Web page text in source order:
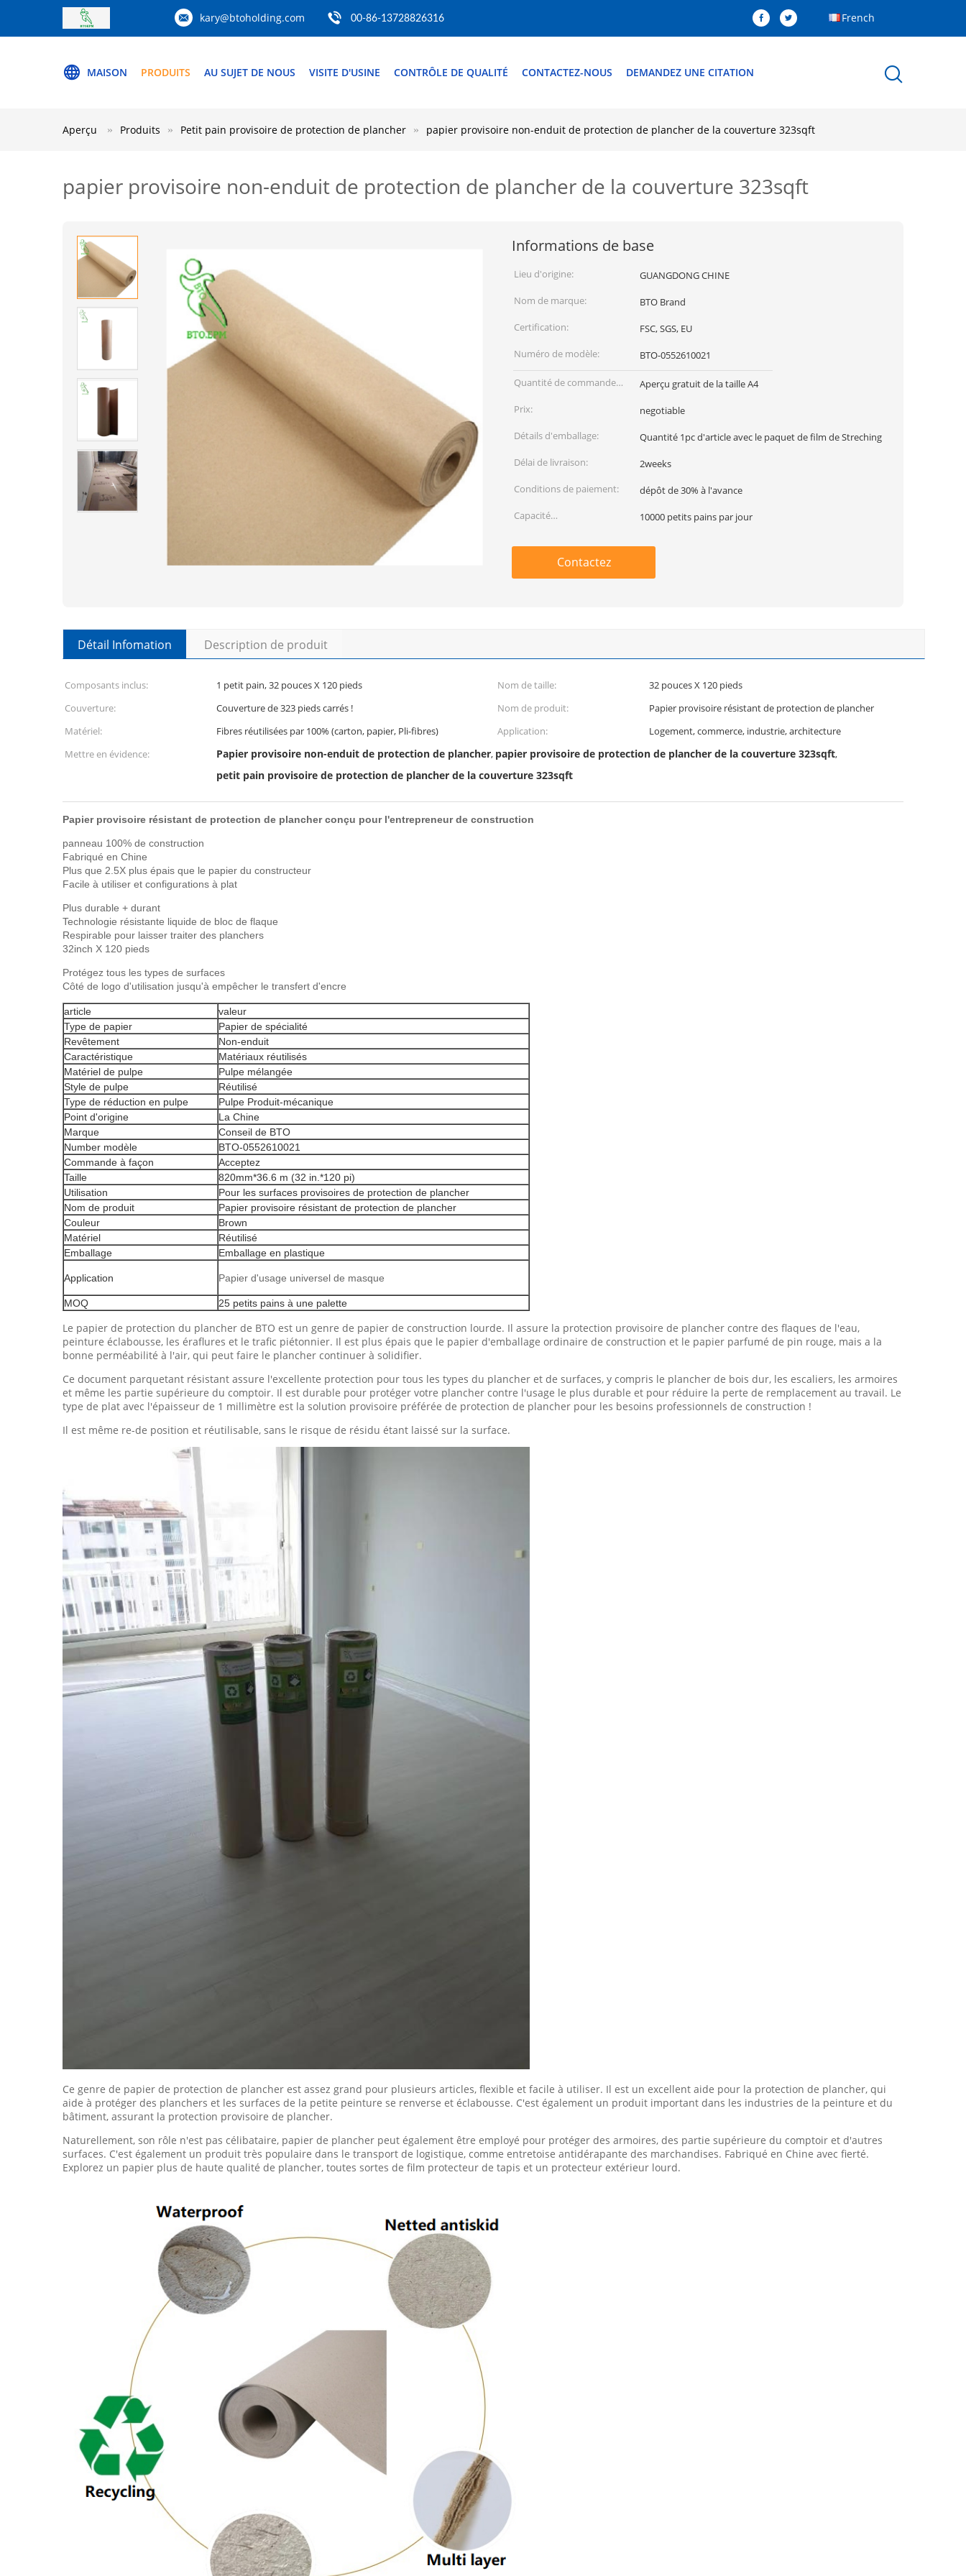
kary@btoholding.com 00-86-13728826316 French
MAISON PRODUITS AU SUJET DE NOUS VISITE D'USINE CONTRÔLE DE QUALITÉ CONTACTEZ-NOUS DEMANDEZ UNE CITATION
Aperçu Produits Petit pain provisoire de protection de plancher papier provisoire non-enduit de protection de plancher de la couverture 323sqft
papier provisoire non-enduit de protection de plancher de la couverture 323sqft
Informations de base
Lieu d'origine:
GUANGDONG CHINE
Nom de marque:
BTO Brand
Certification:
FSC, SGS, EU
Numéro de modèle:
BTO-0552610021
Quantité de commande
min:
Aperçu gratuit de la taille A4
Prix:
negotiable
Détails d'emballage:
Quantité 1pc d'article avec le paquet de film de Streching
Délai de livraison:
2weeks
Conditions de paiement:
dépôt de 30% à l'avance
Capacité
10000 petits pains par jour
Contactez
Détail Infomation Description de produit
Composants inclus: 1 petit pain, 32 pouces X 120 pieds Nom de taille:
32 pouces X 120 pieds
Couverture:
Couverture de 323 pieds carrés ! Nom de produit:
Papier provisoire résistant de protection de plancher
Matériel:
Fibres réutilisées par 100% (carton, papier, Pli-fibres) Application:
Logement, commerce, industrie, architecture
Mettre en évidence:
Papier provisoire non-enduit de protection de plancher, papier provisoire de protection de plancher de la couverture 323sqft,
petit pain provisoire de protection de plancher de la couverture 323sqft
Papier provisoire résistant de protection de plancher conçu pour l'entrepreneur de construction
panneau 100% de construction
Fabriqué en Chine
Plus que 2.5X plus épais que le papier du constructeur
Facile à utiliser et configurations à plat
Plus durable + durant
Technologie résistante liquide de bloc de flaque
Respirable pour laisser traiter des planchers
32inch X 120 pieds
Protégez tous les types de surfaces
Côté de logo d'utilisation jusqu'à empêcher le transfert d'encre
article
valeur
Type de papier
Papier de spécialité
Revêtement
Non-enduit
Caractéristique
Matériaux réutilisés
Matériel de pulpe
Pulpe mélangée
Style de pulpe
Réutilisé
Type de réduction en pulpe
Pulpe Produit-mécanique
Point d'origine
La Chine
Marque
Conseil de BTO
Number modèle
BTO-0552610021
Commande à façon
Acceptez
Taille
820mm*36.6 m (32 in.*120 pi)
Utilisation
Pour les surfaces provisoires de protection de plancher
Nom de produit
Papier provisoire résistant de protection de plancher
Couleur
Brown
Matériel
Réutilisé
Emballage
Emballage en plastique
Application Papier d'usage universel de masque
MOQ 25 petits pains à une palette
Le papier de protection du plancher de BTO est un genre de papier de construction lourde. Il assure la protection provisoire de plancher contre des flaques de l'eau,
peinture éclabousse, les éraflures et le trafic piétonnier. Il est plus épais que le papier d'emballage ordinaire de construction et le papier parfumé de pin rouge, mais a la
bonne perméabilité à l'air, qui peut faire le plancher continuer à solidifier.
Ce document parquetant résistant assure l'excellente protection pour tous les types du plancher et de surfaces, y compris le plancher de bois dur, les escaliers, les armoires
et même les partie supérieure du comptoir. Il est durable pour protéger votre plancher contre l'usage le plus durable et pour réduire la perte de remplacement au travail. Le
type de plat avec l'épaisseur de 1 millimètre est la solution provisoire préférée de protection de plancher pour les besoins professionnels de construction !
Il est même re-de position et réutilisable, sans le risque de résidu étant laissé sur la surface.
Ce genre de papier de protection de plancher est assez grand pour plusieurs articles, flexible et facile à utiliser. Il est un excellent aide pour la protection de plancher, qui
aide à protéger des planchers et les surfaces de la petite peinture se renverse et éclabousse. C'est également un produit important dans les industries de la peinture et du
bâtiment, assurant la protection provisoire de plancher.
Naturellement, son rôle n'est pas célibataire, papier de plancher peut également être employé pour protéger des armoires, des partie supérieure du comptoir et d'autres
surfaces. C'est également un produit très populaire dans le transport de logistique, comme entretoise antidérapante des marchandises. Fabriqué en Chine avec fierté.
Explorez un papier plus de haute qualité de plancher, toutes sortes de film protecteur de tapis et un protecteur extérieur lourd.